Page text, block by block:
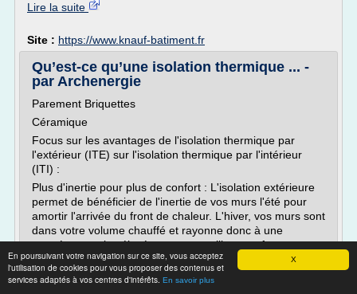
X
En poursuivant votre navigation sur ce site, vous acceptez
l'utilisation de cookies pour vous proposer des contenus et
services adaptés à vos centres d'intérêts. En savoir plus
Lire la suite
Site : https://www.knauf-batiment.fr
Qu’est-ce qu’une isolation thermique ... -
par Archenergie
Parement Briquettes
Céramique
Focus sur les avantages de l'isolation thermique par
l'extérieur (ITE) sur l'isolation thermique par l'intérieur
(ITI) :
Plus d'inertie pour plus de confort : L'isolation extérieure
permet de bénéficier de l'inertie de vos murs l'été pour
amortir l'arrivée du front de chaleur. L'hiver, vos murs sont
dans votre volume chauffé et rayonne donc à une
température plus élevée pour un meilleur confort
thermique. Une isolation intérieure de votre maison coupe
tous les bénéfices de l'inertie de vos murs.